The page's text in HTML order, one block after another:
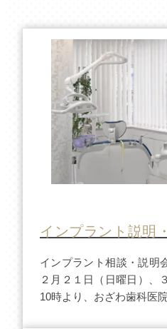
インプラント説明
インプラント相談・説明
２月２１日（日曜日）、
10時より、おざわ歯科医